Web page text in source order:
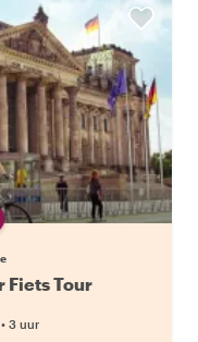
Fiets Tour
• 3 uur